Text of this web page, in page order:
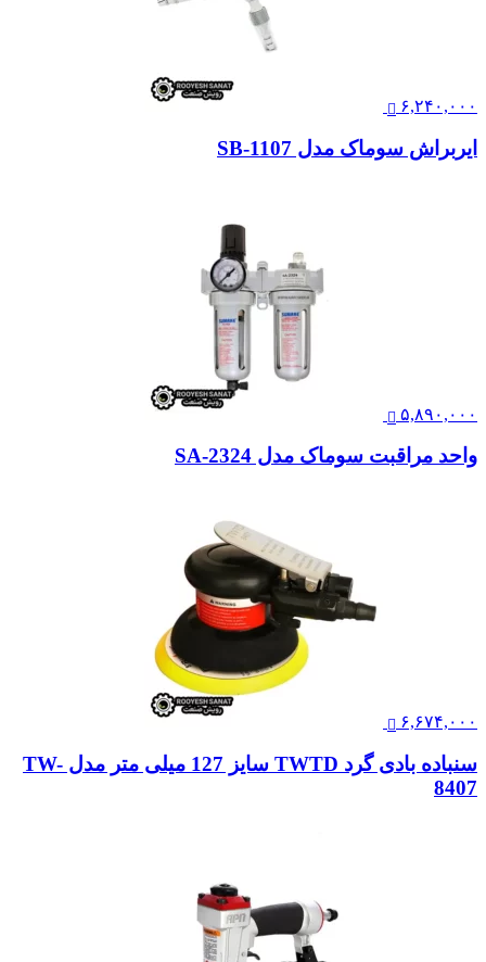
۶,۲۴۰,۰۰۰
ایربراش سوماک مدل SB-1107
۵,۸۹۰,۰۰۰
واحد مراقبت سوماک مدل SA-2324
۶,۶۷۴,۰۰۰
سنباده بادی گرد TWTD سایز 127 میلی متر مدل TW-
8407